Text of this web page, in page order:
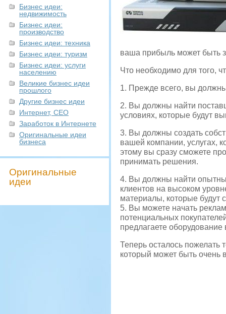
Бизнес идеи:
недвижимость
Бизнес идеи:
производство
Бизнес идеи: техника
Бизнес идеи: туризм
Бизнес идеи: услуги
населению
Великие бизнес идеи
прошлого
Другие бизнес идеи
Интернет, СЕО
Заработок в Интернете
Оригинальные идеи
бизнеса
Оригинальные
идеи
ваша прибыль может быть
Что необходимо для того,
1. Прежде всего, вы должны
2. Вы должны найти
условиях, которые будут
3. Вы должны создать
вашей компании, услугах,
этому вы сразу сможете
принимать решения.
4. Вы должны найти
клиентов на высоком
материалы, которые будут
5. Вы можете начать
потенциальных
предлагаете оборудование
Теперь осталось пожелать
который может быть очень